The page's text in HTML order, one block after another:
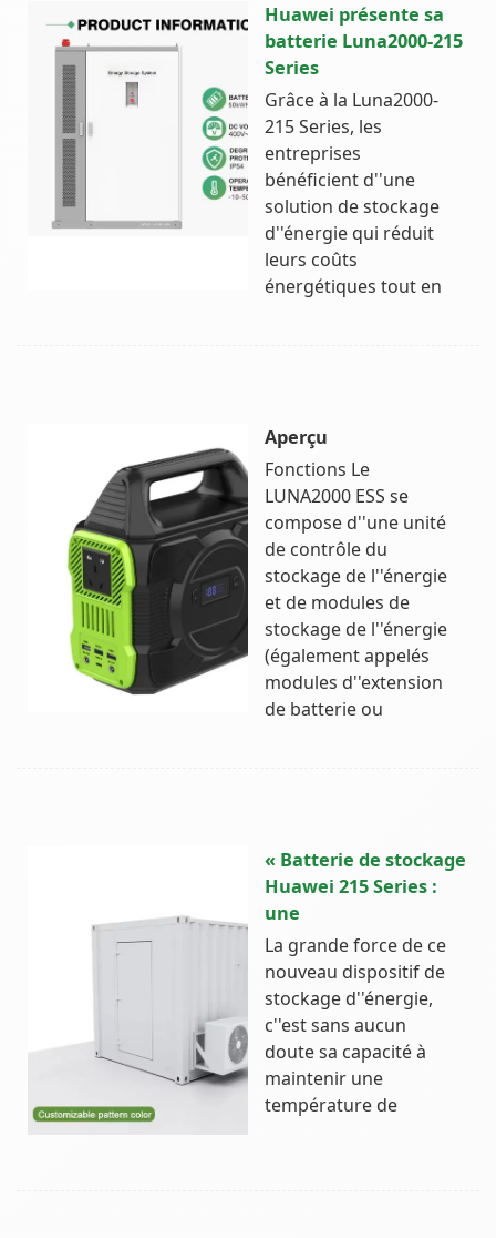
Huawei présente sa
batterie Luna2000-215
Series
Grâce à la Luna2000-
215 Series, les
entreprises
bénéficient d''une
solution de stockage
d''énergie qui réduit
leurs coûts
énergétiques tout en
Aperçu
Fonctions Le
LUNA2000 ESS se
compose d''une unité
de contrôle du
stockage de l''énergie
et de modules de
stockage de l''énergie
(également appelés
modules d''extension
de batterie ou
« Batterie de stockage
Huawei 215 Series :
une
La grande force de ce
nouveau dispositif de
stockage d''énergie,
c''est sans aucun
doute sa capacité à
maintenir une
température de